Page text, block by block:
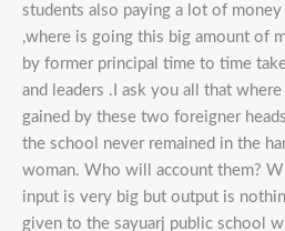
students also paying a lot of
,where is going this big amount of
by former principal time to time
and leaders .I ask you all that
gained by these two foreigner
the school never remained in the
woman. Who will account them?
input is very big but output is
given to the sayuarj public school